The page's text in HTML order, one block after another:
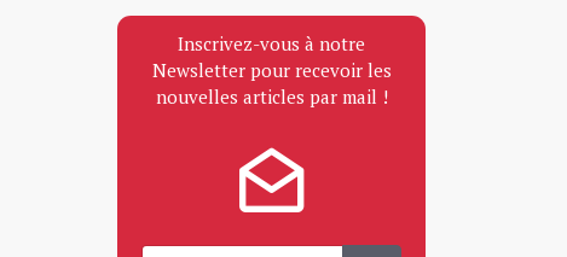
Inscrivez-vous à notre
Newsletter pour recevoir les
nouvelles articles par mail !